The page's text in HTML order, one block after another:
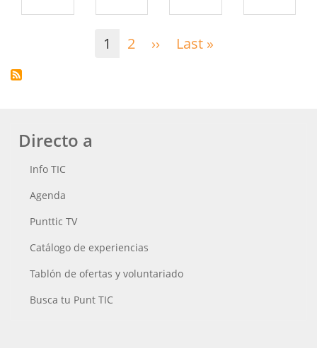
1 2 ›› Siguiente
Last »
Directo a
Info TIC
Agenda
Punttic TV
Catálogo de experiencias
Tablón de ofertas y voluntariado
Busca tu Punt TIC